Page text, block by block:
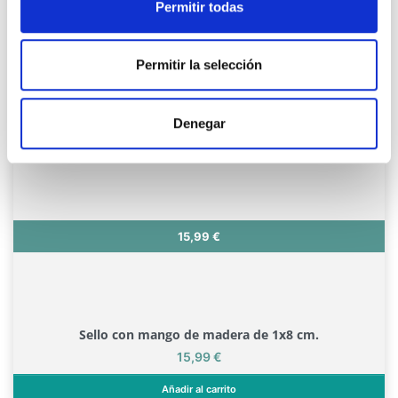
Permitir todas
Permitir la selección
Denegar
Precio
15,99 €
Sello con mango de madera de 1x8 cm.
Precio
15,99 €
Añadir al carrito